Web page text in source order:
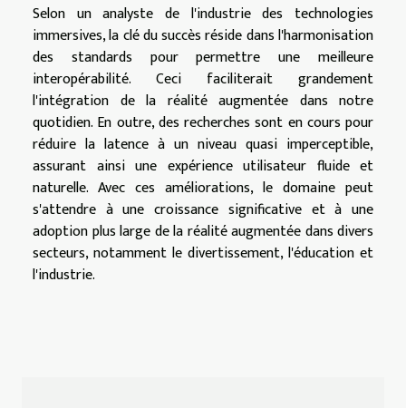
Selon un analyste de l'industrie des technologies
immersives, la clé du succès réside dans l'harmonisation
des standards pour permettre une meilleure
interopérabilité. Ceci faciliterait grandement
l'intégration de la réalité augmentée dans notre
quotidien. En outre, des recherches sont en cours pour
réduire la latence à un niveau quasi imperceptible,
assurant ainsi une expérience utilisateur fluide et
naturelle. Avec ces améliorations, le domaine peut
s'attendre à une croissance significative et à une
adoption plus large de la réalité augmentée dans divers
secteurs, notamment le divertissement, l'éducation et
l'industrie.